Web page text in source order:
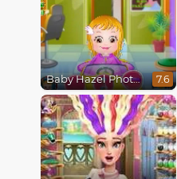
Baby Hazel Photoshoot 7.6